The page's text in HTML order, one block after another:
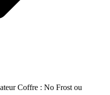
Coffre : No Frost ou